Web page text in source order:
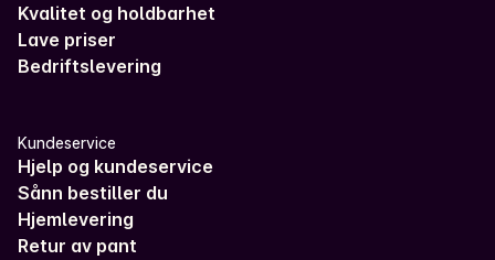
Kvalitet og holdbarhet
Lave priser
Bedriftslevering
Kundeservice
Hjelp og kundeservice
Sånn bestiller du
Hjemlevering
Retur av pant